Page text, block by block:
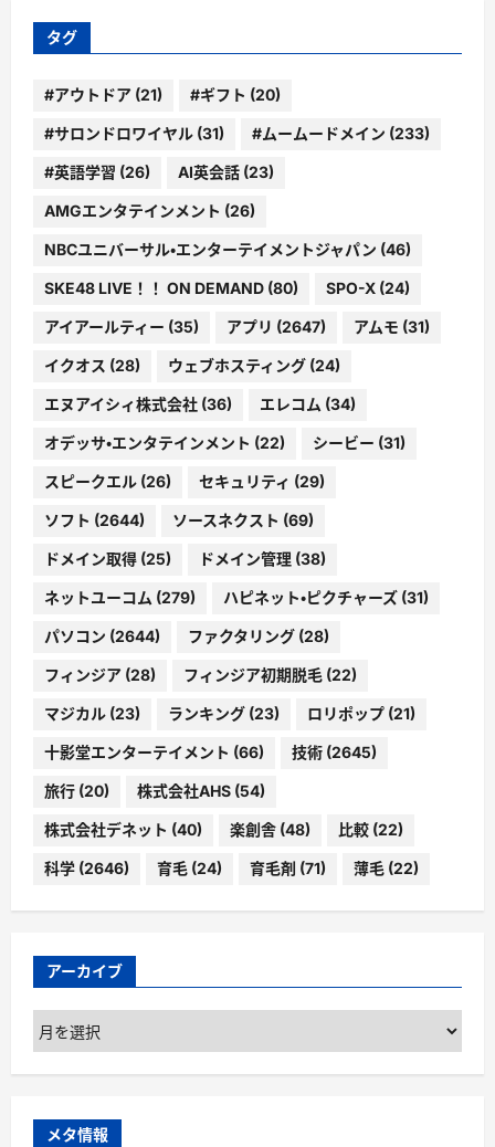
ー
タグ
#アウトドア (21) #ギフト (20)
#サロンドロワイヤル (31) #ムームードメイン (233)
#英語学習 (26) AI英会話 (23)
AMGエンタテインメント (26)
NBCユニバーサル・エンターテイメントジャパン (46)
SKE48 LIVE！！ ON DEMAND (80) SPO-X (24)
アイアールティー (35) アプリ (2647) アムモ (31)
イクオス (28) ウェブホスティング (24)
エヌアイシィ株式会社 (36) エレコム (34)
オデッサ・エンタテインメント (22) シービー (31)
スピークエル (26) セキュリティ (29)
ソフト (2644) ソースネクスト (69)
ドメイン取得 (25) ドメイン管理 (38)
ネットユーコム (279) ハピネット・ピクチャーズ (31)
パソコン (2644) ファクタリング (28)
フィンジア (28) フィンジア初期脱毛 (22)
マジカル (23) ランキング (23) ロリポップ (21)
十影堂エンターテイメント (66) 技術 (2645)
旅行 (20) 株式会社AHS (54)
株式会社デネット (40) 楽創舎 (48) 比較 (22)
科学 (2646) 育毛 (24) 育毛剤 (71) 薄毛 (22)
アーカイブ
ア
ー
カ
ブ
メタ情報